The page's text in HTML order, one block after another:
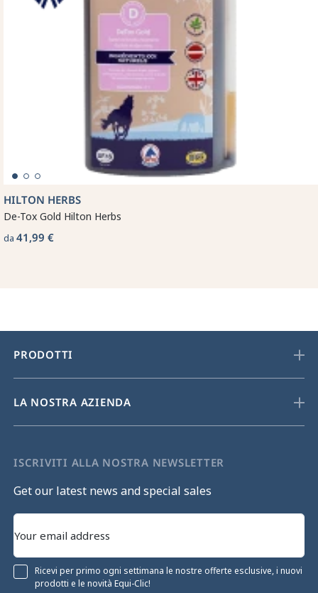
HILTON HERBS
De-Tox Gold Hilton Herbs
da 41,99 €
PRODOTTI
LA NOSTRA AZIENDA
ISCRIVITI ALLA NOSTRA NEWSLETTER
Get our latest news and special sales
Ricevi per primo ogni settimana le nostre offerte esclusive, i nuovi
prodotti e le novità Equi-Clic!